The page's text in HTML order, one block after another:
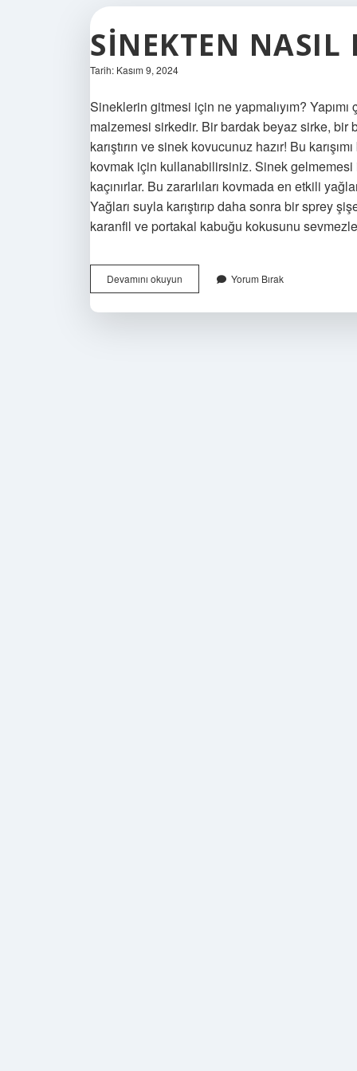
SINEKTEN NASIL
Tarih: Kasım 9, 2024
Sineklerin gitmesi için ne yapmalıyım?
malzemesi sirkedir. Bir bardak beyaz sirke, bir
karıştırın ve sinek kovucunuz hazır! Bu
kovmak için kullanabilirsiniz. Sinek
kaçınırlar. Bu zararlıları kovmada en etkili
Yağları suyla karıştırıp daha sonra bir sprey
karanfil ve portakal kabuğu kokusunu
Devamını okuyun Sinekten
Nasıl
Yorum Bırak